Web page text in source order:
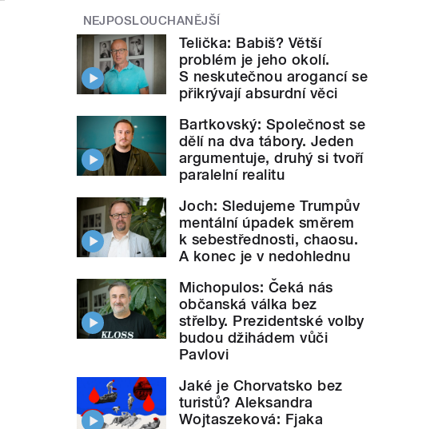
NEJPOSLOUCHANĚJŠÍ
Telička: Babiš? Větší
problém je jeho okolí.
S neskutečnou arogancí se
přikrývají absurdní věci
Bartkovský: Společnost se
dělí na dva tábory. Jeden
argumentuje, druhý si tvoří
paralelní realitu
Joch: Sledujeme Trumpův
mentální úpadek směrem
k sebestřednosti, chaosu.
A konec je v nedohlednu
Michopulos: Čeká nás
občanská válka bez
střelby. Prezidentské volby
budou džihádem vůči
Pavlovi
Jaké je Chorvatsko bez
turistů? Aleksandra
Wojtaszeková: Fjaka